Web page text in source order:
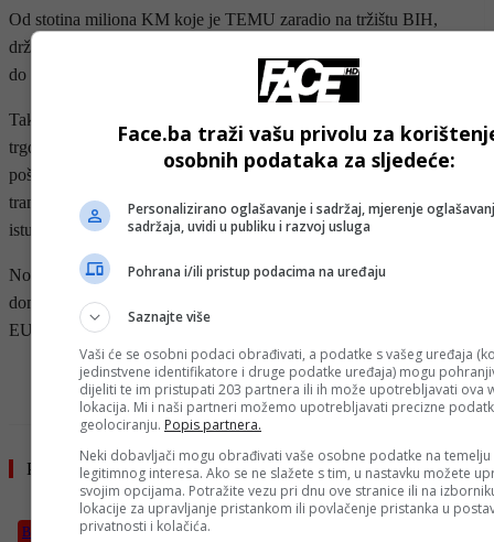
Od stotina miliona KM koje je TEMU zaradio na tržištu BIH,
država BiH ne zaraðuje ništa, jer su pošiljke glavnom u vrijednost
do 300 KM, a mogla je prihodovati izmeðu 30 i 40 miliona KM.
Takve pošiljke zaobilaze carinske i porezne regulative, čime domaći
trgovci nisu u ravnopravnom položaju. Također, subvencioniranje
poštarine, posebice od kineske države, omogućava TEMU-u da
transportira robu po niskim troškovima, dok domaći trgovci nemaju
istu privilegiju.
No domaći zastupnici, ministri i drugi nadležni koji iz poreza
domaćih privrednika primaju plate, za sada se ne vode primjerom iz
EU iako je u pitanju direktno nanošenje štete domaćoj privredi.
- OGLAS -
Pročitajte još
Biznis
Face.ba traži vašu privolu za
osobnih podataka za sljedeće:
Personalizirano oglašavanje i sadržaj, mjerenje
sadržaja, uvidi u publiku i razvoj usluga
Pohrana i/ili pristup podacima na uređaju
Saznajte više
Vaši će se osobni podaci obrađivati, a podatke s vašeg uređaja
jedinstvene identifikatore i druge podatke uređaja) mogu
dijeliti te im pristupati 203 partnera ili ih može upotrebljavati ova
lokacija. Mi i naši partneri možemo upotrebljavati precizne
geolociranju. Popis partnera.
Neki dobavljači mogu obrađivati vaše osobne podatke na temelju
legitimnog interesa. Ako se ne slažete s tim, u nastavku možete
svojim opcijama. Potražite vezu pri dnu ove stranice ili na
lokacije za upravljanje pristankom ili povlačenje pristanka u
privatnosti i kolačića.